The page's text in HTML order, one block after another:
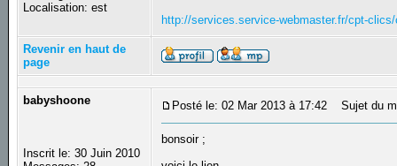
Localisation: est
http://services.service-webmaster.fr/cpt-
Revenir en haut de
page
babyshoone
Inscrit le: 30 Juin 2010
Posté le: 02 Mar 2013 à 17:42 Sujet du
bonsoir ;